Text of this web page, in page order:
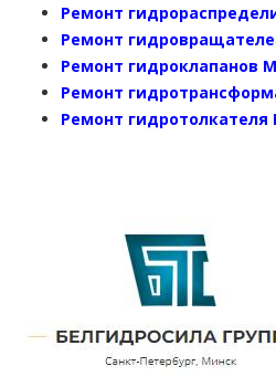
Ремонт
Ремонт
Ремонт гидроклапанов
Ремонт
Ремонт гидротолкателя